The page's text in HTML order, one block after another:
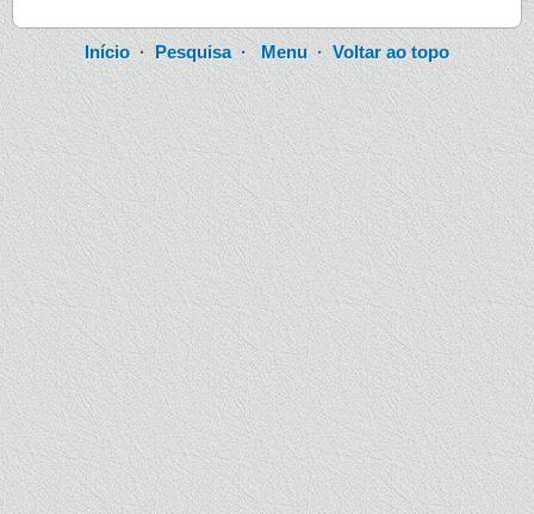
Início·Pesquisa·Menu·Voltar ao topo